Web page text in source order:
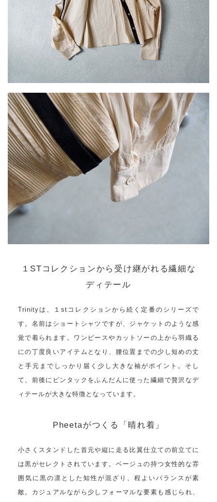
１STコレクションから受け継がれる繊細な
ディテール
Trinityは、１stコレクションから続く定番のシリーズで
す。名前はショートシャツですが、ジャケットのような感
覚で着られます。ワンピースやカットソーの上から羽織る
にの丁度良いアイテムとなり、腰位置までの少し短めの丈
と手元までしっかり届く少し大きな袖がポイント。そし
て、前後にピンタックをふんだんに使った繊細で贅沢なデ
ィテールが大きな特徴となっています。
Pheetaがつくる「晴れ着」
小さくスタンドした首元や縦に走る比翼仕立ての前立てに
は黒がセレクトされています。ベージュの持つ女性的な雰
囲気に黒の凛とした知性が混ざり、程よいバランスが素
敵。カジュアルながら少しフォーマルな要素も感じられ、